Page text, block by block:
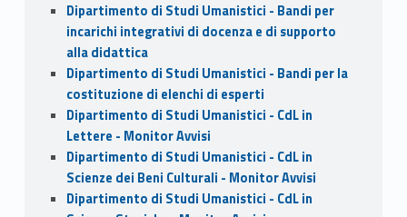
Dipartimento di Studi Umanistici - Bandi per
incarichi integrativi di docenza e di supporto
alla didattica
Dipartimento di Studi Umanistici - Bandi per la
costituzione di elenchi di esperti
Dipartimento di Studi Umanistici - CdL in
Lettere - Monitor Avvisi
Dipartimento di Studi Umanistici - CdL in
Scienze dei Beni Culturali - Monitor Avvisi
Dipartimento di Studi Umanistici - CdL in